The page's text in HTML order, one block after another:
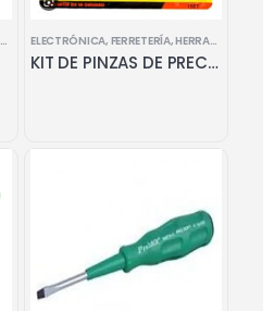
ELECTRÓNICA, FERRETERÍA,HERRAMIENTAS
KIT DE PINZAS DE PRECISION 7 PZ